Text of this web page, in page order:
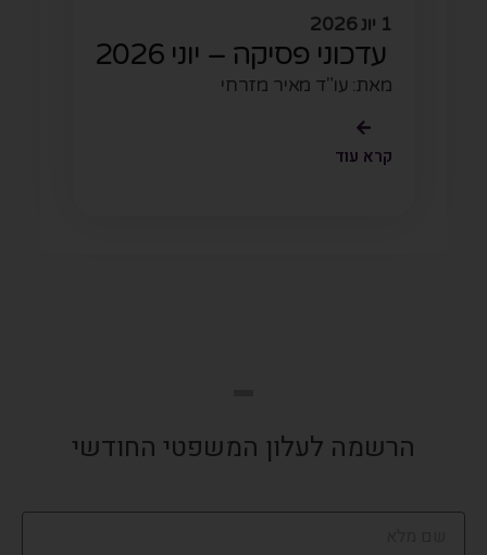
1 יונ 2026
עדכוני פסיקה – יוני 2026
מאת: עו"ד מאיר מזרחי
קרא עוד
הרשמה לעלון המשפטי החודשי